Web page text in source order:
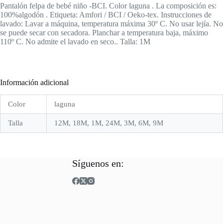
Pantalón felpa de bebé niño -BCI. Color laguna . La composición es:
100%algodón . Etiqueta: Amfori / BCI / Oeko-tex. Instrucciones de
lavado: Lavar a máquina, temperatura máxima 30º C. No usar lejía. No
se puede secar con secadora. Planchar a temperatura baja, máximo
110º C. No admite el lavado en seco.. Talla: 1M
Información adicional
Color laguna
Talla 12M, 18M, 1M, 24M, 3M, 6M, 9M
Síguenos en: